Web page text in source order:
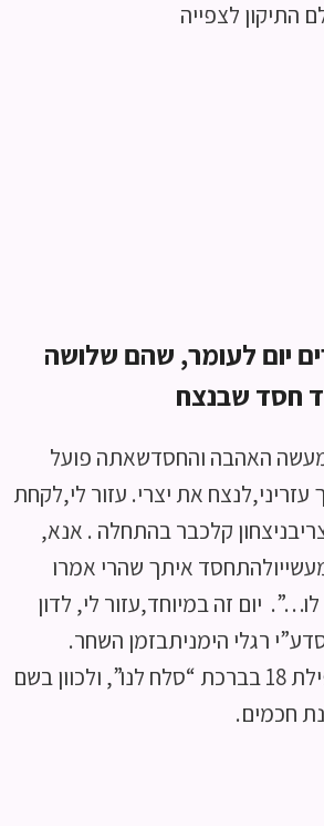
התיקון לצפייה
יום לעומר, שהם שלושה
חסד שבנצח
האהבה והחסדשאתה פועל
עזריני,לנצח את יצרי. עזור לי,לקחת
קלכבר בהתחלה . אנא,
איתך שהרי אמרו
יום זה במיוחד,עזור לי, לדון
רגלי הימניתבזמן השחר.
בתפילה–לכוון בתפילת 18 בברכת “סלח לנו”, ולכוון בשם
חכמים.